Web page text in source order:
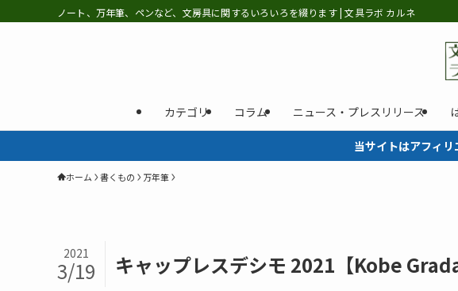
ノート、万年筆、ペンなど、文房具に関するいろいろを綴ります | 文具ラボ カルネ
カテゴリ コラム ニュース・プレスリリース
当サイトはアフィ
ホーム 書くもの 万年筆
キャップレスデシモ 2021【Kobe
2021
3/19